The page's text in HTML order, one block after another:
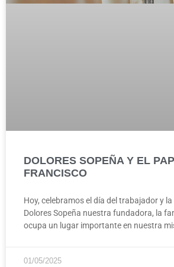
DOLORES SOPEÑA Y EL
FRANCISCO
Hoy, celebramos el día del trabajador y
Dolores Sopeña nuestra fundadora, la
ocupa un lugar importante en nuestra
01/05/2025